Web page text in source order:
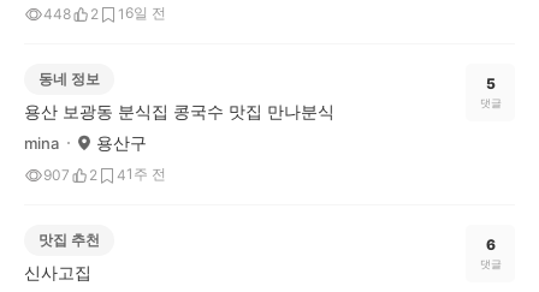
448 2 1 6일 전
동네 정보
용산 보광동 분식집 콩국수 맛집 만나분식
mina 용산구
907 2 41주 전
5
댓글
맛집 추천
신사고집
6
댓글